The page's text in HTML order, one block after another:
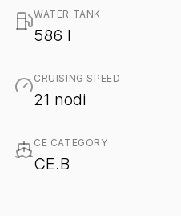
WATER TANK
586 l
CRUISING SPEED
21 nodi
CE CATEGORY
CE.B